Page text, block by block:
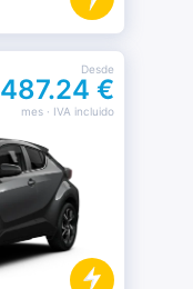
Desde
487.24 €
mes· IVA incluido